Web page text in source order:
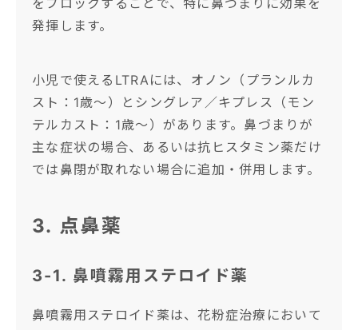
をブロックすることで、特に鼻づまりに効果を
発揮します。
小児で使えるLTRAには、オノン（プランルカ
スト：1歳〜）とシングレア／キプレス（モン
テルカスト：1歳〜）があります。鼻づまりが
主な症状の場合、あるいは抗ヒスタミン薬だけ
では鼻閉が取れない場合に追加・併用します。
3. 点鼻薬
3-1. 鼻噴霧用ステロイド薬
鼻噴霧用ステロイド薬は、花粉症治療において